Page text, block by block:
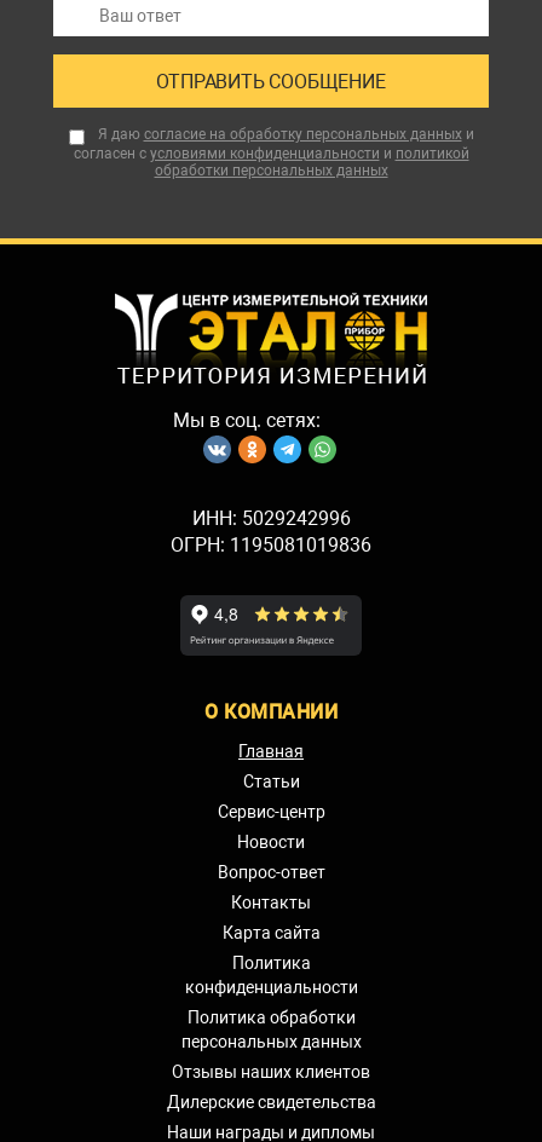
Я даю согласие на обработку персональных данныхи
согласен с условиями конфиденциальности и политикой
обработки персональных данных
Мы в соц. сетях:
ИНН: 5029242996
ОГРН: 1195081019836
О КОМПАНИИ
Главная
Статьи
Сервис-центр
Новости
Вопрос-ответ
Контакты
Карта сайта
Политика
конфиденциальности
Политика обработки
персональных данных
Отзывы наших клиентов
Дилерские свидетельства
Наши награды и дипломы